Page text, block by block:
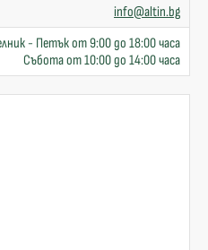
info@altin.bg
- Петък от 9:00 до 18:00 часа
Събота от 10:00 до 14:00 часа